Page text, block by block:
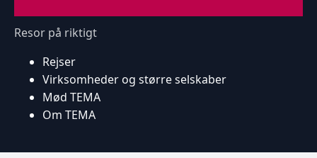
Resor på riktigt
Rejser
Virksomheder og større selskaber
Mød TEMA
Om TEMA